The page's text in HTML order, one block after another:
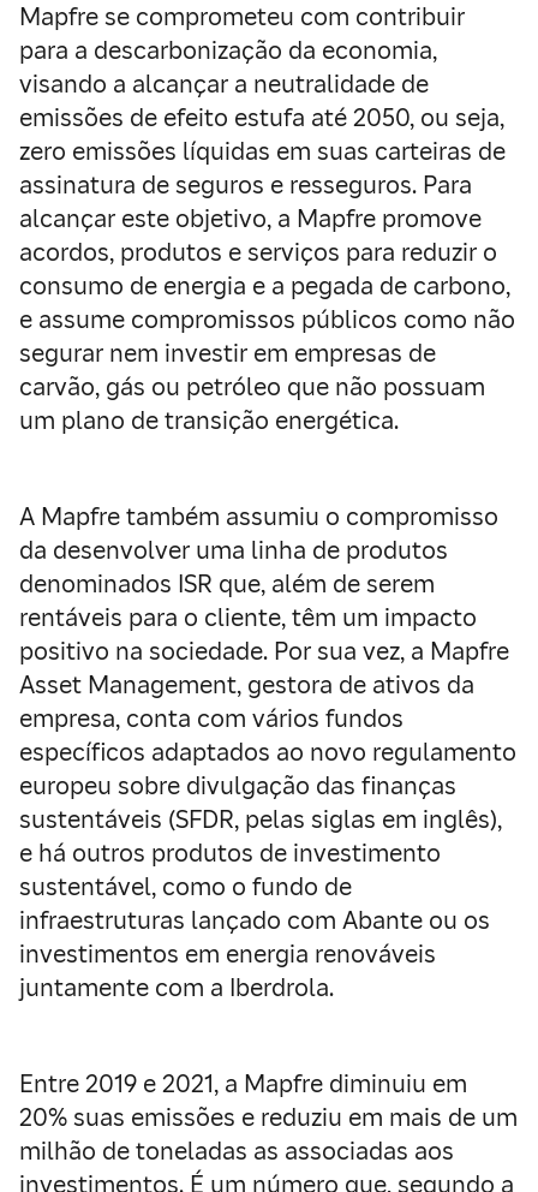
Mapfre se comprometeu com contribuir
para a descarbonização da economia,
visando a alcançar a neutralidade de
emissões de efeito estufa até 2050, ou seja,
zero emissões líquidas em suas carteiras de
assinatura de seguros e resseguros. Para
alcançar este objetivo, a Mapfre promove
acordos, produtos e serviços para reduzir o
consumo de energia e a pegada de carbono,
e assume compromissos públicos como não
segurar nem investir em empresas de
carvão, gás ou petróleo que não possuam
um plano de transição energética.
A Mapfre também assumiu o compromisso
da desenvolver uma linha de produtos
denominados ISR que, além de serem
rentáveis para o cliente, têm um impacto
positivo na sociedade. Por sua vez, a Mapfre
Asset Management, gestora de ativos da
empresa, conta com vários fundos
específicos adaptados ao novo regulamento
europeu sobre divulgação das finanças
sustentáveis (SFDR, pelas siglas em inglês),
e há outros produtos de investimento
sustentável, como o fundo de
infraestruturas lançado com Abante ou os
investimentos em energia renováveis
juntamente com a Iberdrola.
Entre 2019 e 2021, a Mapfre diminuiu em
20% suas emissões e reduziu em mais de um
milhão de toneladas as associadas aos
investimentos. É um número que, segundo a